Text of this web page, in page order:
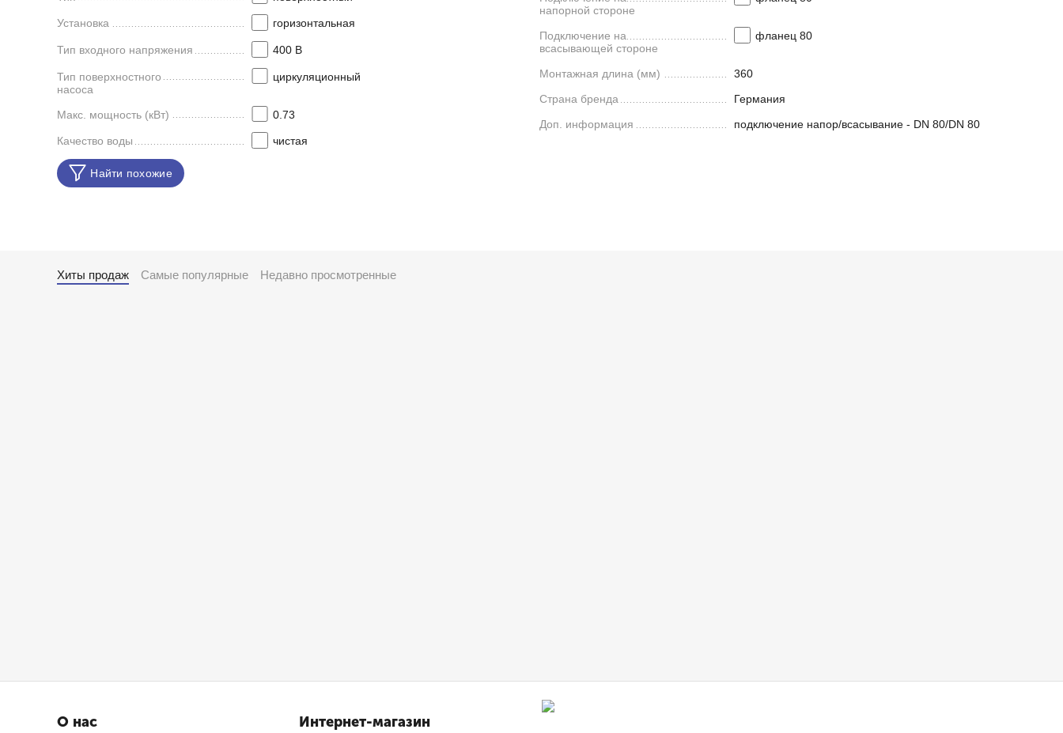
Установка горизонтальная
Тип входного напряжения 400 В
Тип поверхностного
насоса
циркуляционный
Макс. мощность (кВт) 0.73
Качество воды чистая
напорной стороне
Подключение на
всасывающей стороне
фланец 80
Монтажная длина (мм)
360
Страна бренда
Германия
Доп. информация
подключение напор/всасывание - DN 80/DN 80
Найти похожие
Хиты продаж Самые популярные Недавно просмотренные
О нас Интернет-магазин